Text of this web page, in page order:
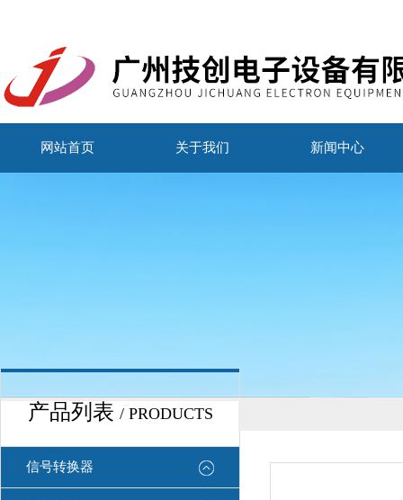
网站首页 关于我们 新闻中心
产品列表 / PRODUCTS
信号转换器